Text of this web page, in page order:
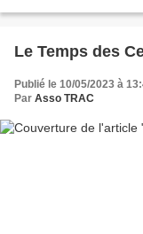
Le Temps des
Publié le 10/05/2023 à
Par Asso TRAC